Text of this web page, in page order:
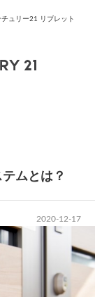
ュリー21 リブレット
ムとは？
2020-12-17